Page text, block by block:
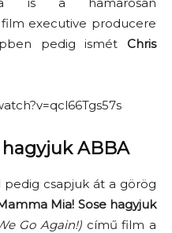
executive producere
pedig ismét Chris
ABBA
pedig csapjuk át a görög
Mia! Sose hagyjuk
Go Again!) című film a